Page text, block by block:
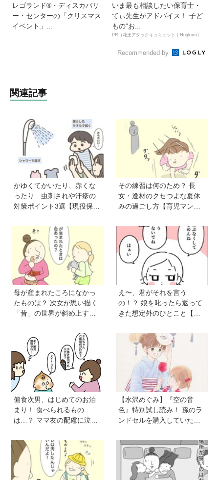
レゴランド®・ディスカバリ
ー・センターの「クリスマス
イベント」...
いま最も相談したい保育士・
てぃ先生がアドバイス！ 子ど
もの“お...
PR（花王アタックキュキュット｜Hugkum）
Recommended by
関連記事
かゆくてかいたり、赤くな
ったり…虫刺されや汗疹の
対策ポイント3選【現役保育
ト】
その練習は何のため？ 長
女・逸材のクセつよな夏休
みの過ごし方【育児マン
母が産まれたころになかっ
たものは？ 次女が思い描く
「昔」の世界が斜め上すぎ
え〜、君がそれを言う
の！？ 娘を叱ったら返って
きた想定外のひとこと【育
偏食次男、はじめてのお泊
まり！ 食べられるもの
は…？ ママ友の配慮に泣い
べるの！？】vol.53
【水沢めぐみ】『空の音
色』特別試し読み！ 孫のラ
ンドセルを購入していた
ょっと苦手で…《最新５巻
発売＆8月31日まで７話無料
公開中》